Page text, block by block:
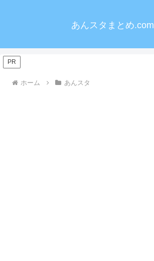
あんスタまとめ.com
PR
ホーム あんスタ